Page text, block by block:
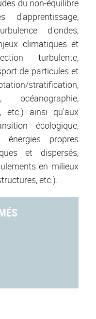
du non-équilibre
d'apprentissage,
d'ondes,
climatiques et
turbulente,
de particules et
stratification,
océanographie,
etc.) ainsi qu'aux
écologique,
propres
et dispersés,
en milieux
etc.).